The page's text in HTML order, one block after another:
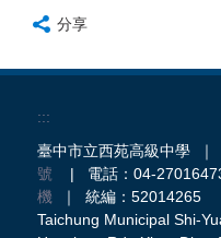
分享
:::
臺中市立西苑高級中學 ｜
號 | 電話：04-
機 ｜ 統編：52014265
Taichung Municipal Shi-